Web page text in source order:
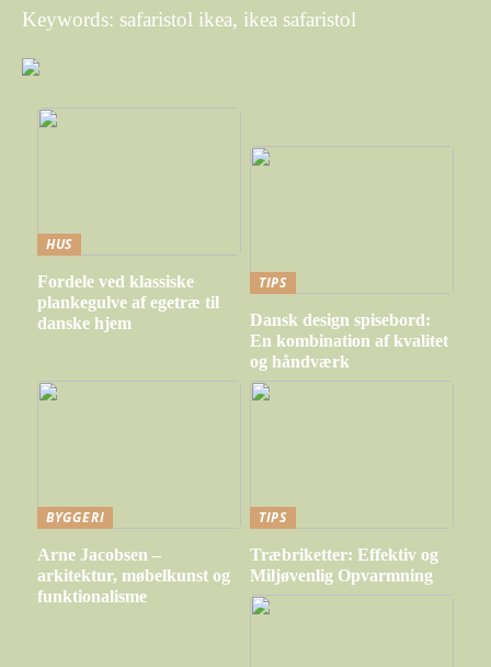
Keywords: safaristol ikea, ikea safaristol
HUS
Fordele ved klassiske
plankegulve af egetræ til
danske hjem
TIPS
Dansk design spisebord:
En kombination af kvalitet
og håndværk
BYGGERI
Arne Jacobsen –
arkitektur, møbelkunst og
funktionalisme
TIPS
Træbriketter: Effektiv og
Miljøvenlig Opvarmning